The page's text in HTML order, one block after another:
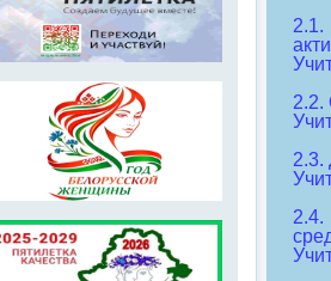
2.2.
2.3.
2.4.